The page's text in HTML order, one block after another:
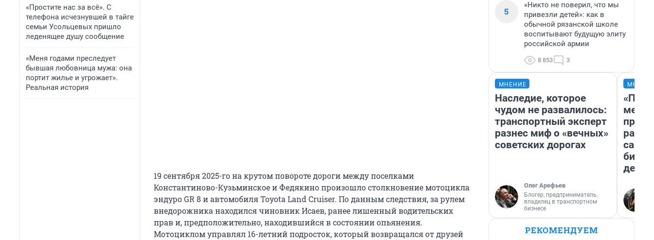
«Простите нас за всё». С
телефона исчезнувшей в тайге
семьи Усольцевых пришло
леденящее душу сообщение
«Меня годами преследует
бывшая любовница мужа: она
портит жилье и угрожает».
Реальная история
19 сентября 2025-го на крутом повороте дороги между поселками
Константиново-Кузьминское и Федякино произошло столкновение мотоцикла
эндуро GR 8 и автомобиля Toyota Land Cruiser. По данным следствия, за рулем
внедорожника находился чиновник Исаев, ранее лишенный водительских
прав и, предположительно, находившийся в состоянии опьянения.
Мотоциклом управлял 16-летний подросток, который возвращался от друзей
5
«Никто не поверил, что мы
привезли детей»: как в
обычной рязанской школе
воспитывают будущую элиту
российской армии
8 853 3
МНЕНИЕ
Наследие, которое
чудом не развалилось:
транспортный эксперт
разнес миф о «вечных»
советских дорогах
Олег Арефьев
Блогер, предприниматель,
владелец в транспортном
бизнесе
РЕКОМЕНДУЕМ